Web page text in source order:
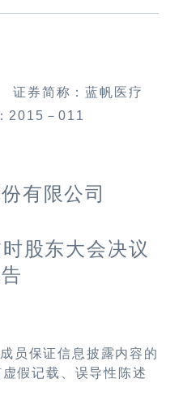
证券简称：蓝帆医疗
2015 －011
有限公司
股东大会决议
员保证信息披露内容的
假记载、误导性陈述